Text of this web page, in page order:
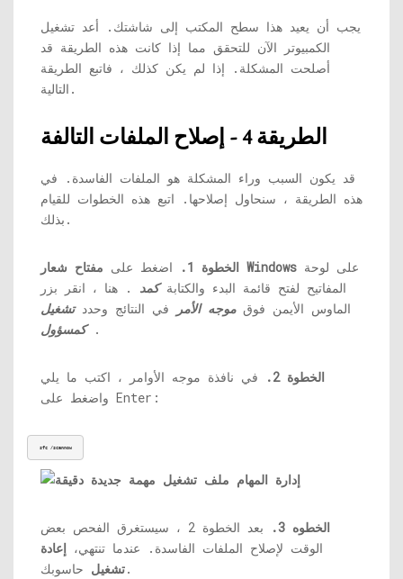
يجب أن يعيد هذا سطح المكتب إلى شاشتك. أعد تشغيل
الكمبيوتر الآن للتحقق مما إذا كانت هذه الطريقة قد
أصلحت المشكلة. إذا لم يكن كذلك ، فاتبع الطريقة
التالية.
الطريقة 4 - إصلاح الملفات التالفة
قد يكون السبب وراء المشكلة هو الملفات الفاسدة. في
هذه الطريقة ، سنحاول إصلاحها. اتبع هذه الخطوات للقيام
بذلك.
الخطوة 1. اضغط على مفتاح شعار Windows
المفاتيح لفتح قائمة البدء والكتابةكمد
. هنا ، انقر بزر
الماوس الأيمن فوقموجه الأمر في النتائج وحددتشغيل
كمسؤول .
الخطوة 2.
في نافذة موجه الأوامر ، اكتب ما يلي
واضغط على Enter:
sfc /scannow
الخطوه 3.
بعد الخطوة 2 ، سيستغرق الفحص بعض
الوقت لإصلاح الملفات الفاسدة. عندما تنتهي، إعادة
تشغيلحاسوبك.